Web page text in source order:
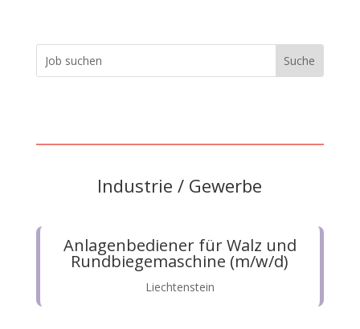
Industrie / Gewerbe
Anlagenbediener für Walz und
Rundbiegemaschine (m/w/d)
Liechtenstein